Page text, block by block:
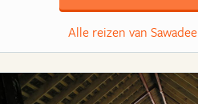
Alle reizen van Sawadee